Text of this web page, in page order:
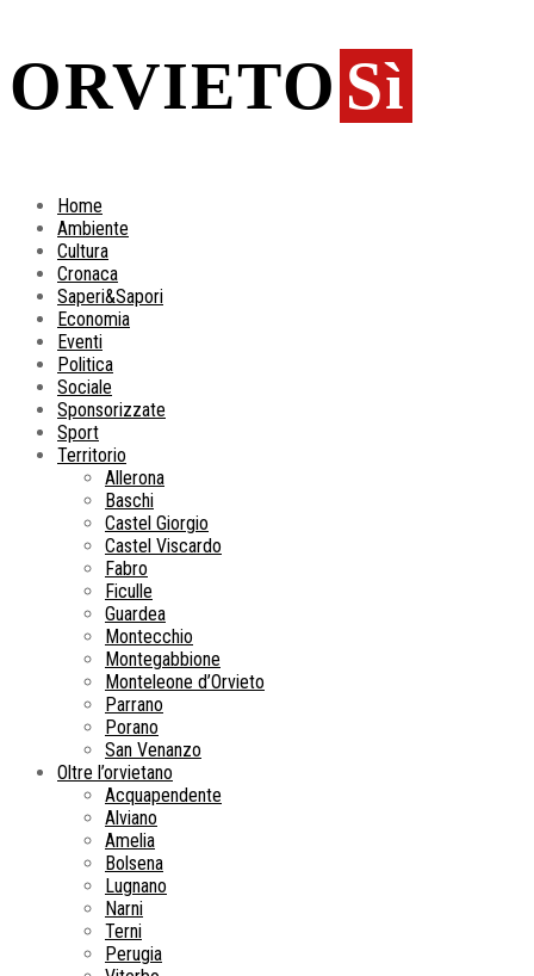
ORVIETO Sì
Home
Ambiente
Cultura
Cronaca
Saperi&Sapori
Economia
Eventi
Politica
Sociale
Sponsorizzate
Sport
Territorio
Allerona
Baschi
Castel Giorgio
Castel Viscardo
Fabro
Ficulle
Guardea
Montecchio
Montegabbione
Monteleone d’Orvieto
Parrano
Porano
San Venanzo
Oltre l’orvietano
Acquapendente
Alviano
Amelia
Bolsena
Lugnano
Narni
Terni
Perugia